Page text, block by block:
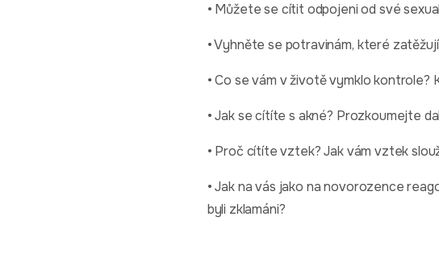
• Můžete se cítit odpojeni od své
• Vyhněte se potravinám, které
• Co se vám v životě vymklo kontrole?
• Jak se cítíte s akné? Prozkoumejte
• Proč cítíte vztek? Jak vám vztek
• Jak na vás jako na novorozence
byli zklamáni?